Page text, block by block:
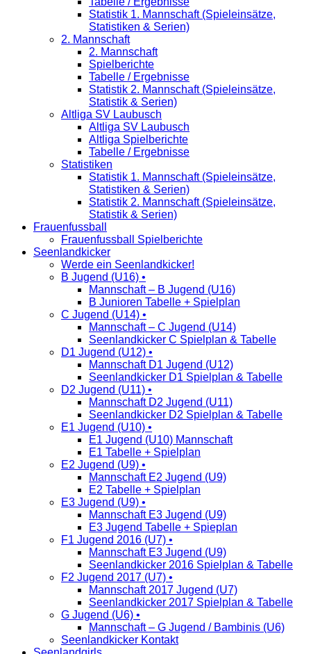
Statistik 1. Mannschaft (Spieleinsätze,
Statistiken & Serien)
2. Mannschaft
2. Mannschaft
Spielberichte
Tabelle / Ergebnisse
Statistik 2. Mannschaft (Spieleinsätze,
Statistik & Serien)
Altliga SV Laubusch
Altliga SV Laubusch
Altliga Spielberichte
Tabelle / Ergebnisse
Statistiken
Statistik 1. Mannschaft (Spieleinsätze,
Statistiken & Serien)
Statistik 2. Mannschaft (Spieleinsätze,
Statistik & Serien)
Frauenfussball
Frauenfussball Spielberichte
Seenlandkicker
Werde ein Seenlandkicker!
B Jugend (U16) •
Mannschaft – B Jugend (U16)
B Junioren Tabelle + Spielplan
C Jugend (U14) •
Mannschaft – C Jugend (U14)
Seenlandkicker C Spielplan & Tabelle
D1 Jugend (U12) •
Mannschaft D1 Jugend (U12)
Seenlandkicker D1 Spielplan & Tabelle
D2 Jugend (U11) •
Mannschaft D2 Jugend (U11)
Seenlandkicker D2 Spielplan & Tabelle
E1 Jugend (U10) •
E1 Jugend (U10) Mannschaft
E1 Tabelle + Spielplan
E2 Jugend (U9) •
Mannschaft E2 Jugend (U9)
E2 Tabelle + Spielplan
E3 Jugend (U9) •
Mannschaft E3 Jugend (U9)
E3 Jugend Tabelle + Spieplan
F1 Jugend 2016 (U7) •
Mannschaft E3 Jugend (U9)
Seenlandkicker 2016 Spielplan & Tabelle
F2 Jugend 2017 (U7) •
Mannschaft 2017 Jugend (U7)
Seenlandkicker 2017 Spielplan & Tabelle
G Jugend (U6) •
Mannschaft – G Jugend / Bambinis (U6)
Seenlandkicker Kontakt